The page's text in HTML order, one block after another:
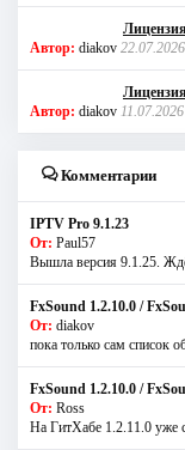
Автор: diakov 22.07.2026
Автор: diakov 11.07.2026
Комментарии
IPTV Pro 9.1.23
От: Paul57
Вышла версия 9.1.25.
FxSound 1.2.10.0 /
От: diakov
пока только сам список
FxSound 1.2.10.0 /
От: Ross
На ГитХабе 1.2.11.0 уже